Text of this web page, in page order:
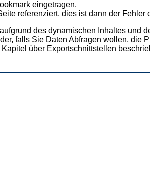
eingetragen.
referenziert, dies ist dann der Fehler
des dynamischen Inhaltes und
falls Sie Daten Abfragen wollen, die
über Exportschnittstellen